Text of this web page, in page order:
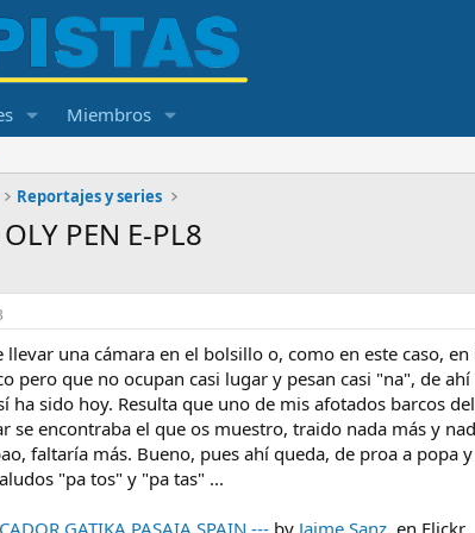
Miembros
Reportajes y series
PEN E-PL8
llevar una cámara en el bolsillo o, como en este caso,
pero que no ocupan casi lugar y pesan casi "na", de
ha sido hoy. Resulta que uno de mis afotados barcos
se encontraba el que os muestro, traido nada más y
faltaría más. Bueno, pues ahí queda, de proa a popa
"pa tos" y "pa tas" ...
GATIKA.PASAIA.SPAIN.--- by Jaime Sanz, en Flickr